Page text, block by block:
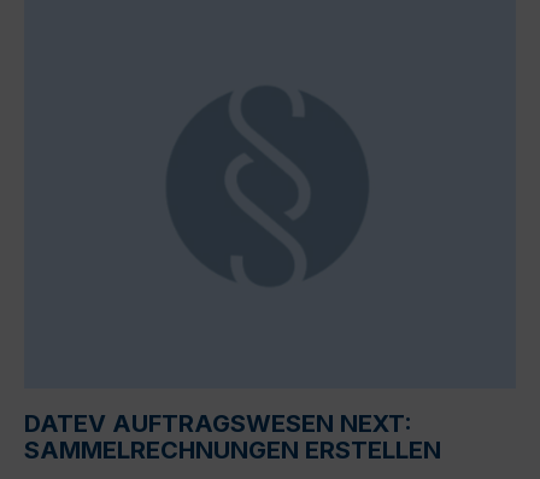
DATEV AUFTRAGSWESEN NEXT:
SAMMELRECHNUNGEN ERSTELLEN